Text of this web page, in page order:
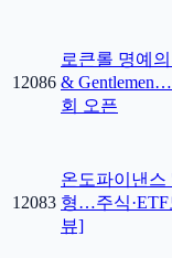
12086
로큰롤 명예
& Gentlemen…
회 오픈
12083
온도파이낸스
형…주식
뷰]